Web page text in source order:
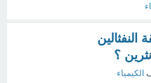
؟
الكيمياء